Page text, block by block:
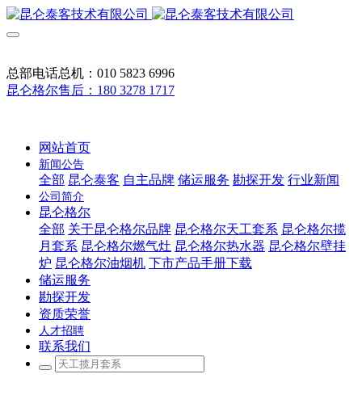
总部电话总机：010 5823 6996
昆仑格尔售后：180 3278 1717
网站首页
新闻公告
全部 昆仑泰客 自主品牌 储运服务 勘探开发 行业新闻
公司简介
昆仑格尔
全部 关于昆仑格尔品牌 昆仑格尔天工套系 昆仑格尔揽
月套系 昆仑格尔燃气灶 昆仑格尔热水器 昆仑格尔壁挂
炉 昆仑格尔油烟机 下市产品手册下载
储运服务
勘探开发
资质荣誉
人才招聘
联系我们